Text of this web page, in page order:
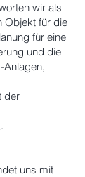
wir als
Objekt für die
für eine
und die
Anlagen,
der
uns mit